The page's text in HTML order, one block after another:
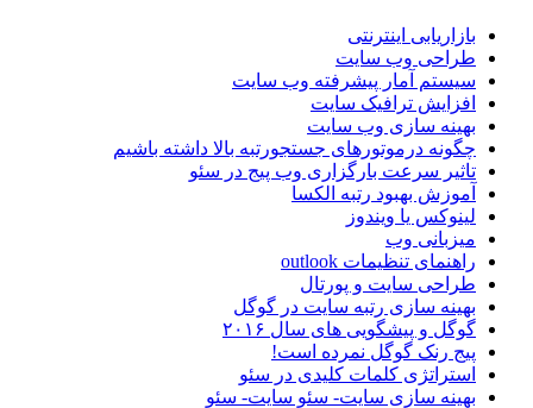
بازاریابی اینترنتی
طراحی وب سایت
سیستم آمار پیشرفته وب سایت
افزایش ترافیک سایت
بهینه سازی وب سایت
چگونه درموتورهای جستجورتبه بالا داشته باشیم
تاثیر سرعت بارگزاری وب پیج در سئو
آموزش بهبود رتبه الکسا
لینوکس یا ویندوز
میزبانی وب
راهنمای تنظیمات outlook
طراحی سایت و پورتال
بهینه سازی رتبه سایت در گوگل
گوگل و پیشگویی های سال ۲۰۱۶
پیج رنک گوگل نمرده است!
استراتژی کلمات کلیدی در سئو
بهینه سازی سایت- سئو سایت- سئو